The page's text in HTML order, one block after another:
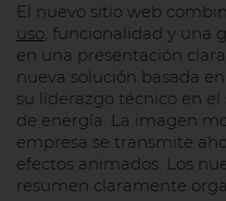
El nuevo sitio web
uso, funcionalidad y una
en una presentación
nueva solución basada
su liderazgo técnico en
de energía. La imagen
empresa se transmite
efectos animados. Los
resumen claramente